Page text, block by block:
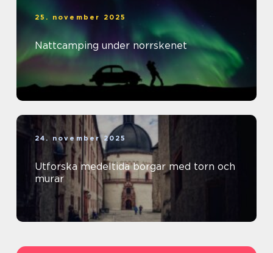
25. november 2025
Nattcamping under norrskenet
24. november 2025
Utforska medeltida borgar med torn och
murar